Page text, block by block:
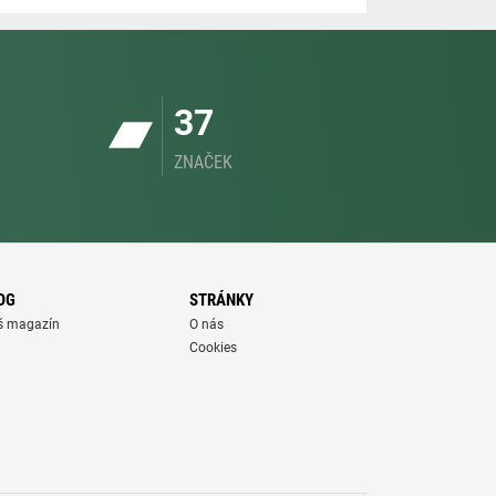
37
ZNAČEK
magazín
STRÁNKY
O nás
Cookies